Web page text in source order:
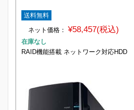
送料無料
ネット価格：
¥58,457(税込)
在庫なし
RAID機能搭載 ネットワーク対応HDD